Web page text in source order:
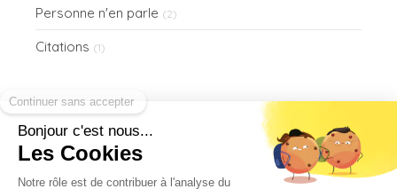
Personne n'en parle (2)
Citations (1)